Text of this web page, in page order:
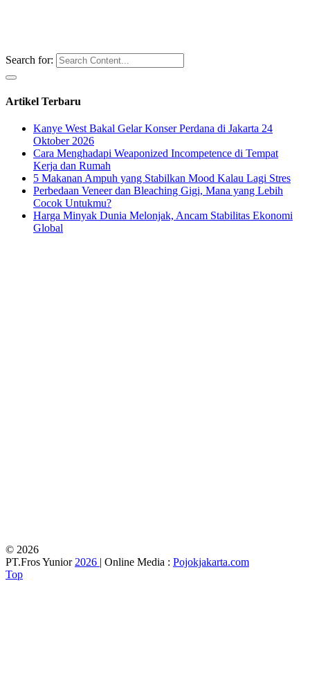
Search for:
Artikel Terbaru
Kanye West Bakal Gelar Konser Perdana di Jakarta 24
Oktober 2026
Cara Menghadapi Weaponized Incompetence di Tempat
Kerja dan Rumah
5 Makanan Ampuh yang Stabilkan Mood Kalau Lagi Stres
Perbedaan Veneer dan Bleaching Gigi, Mana yang Lebih
Cocok Untukmu?
Harga Minyak Dunia Melonjak, Ancam Stabilitas Ekonomi
Global
© 2026
PT.Fros Yunior 2026 | Online Media : Pojokjakarta.com
Top